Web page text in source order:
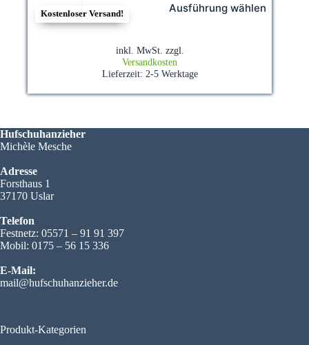
Kostenloser Versand! Ausführung wählen
Produkt
weist
können
Produktseite
gewählt
inkl. MwSt. zzgl.
Versandkosten
Lieferzeit: 2-5 Werktage
Hufschuhanzieher
Michèle Mesche
Adresse
Forsthaus 1
37170 Uslar
Telefon
Festnetz: 05571 – 91 91 397
Mobil: 0175 – 56 15 336
E-Mail:
mail@hufschuhanzieher.de
Produkt-Kategorien